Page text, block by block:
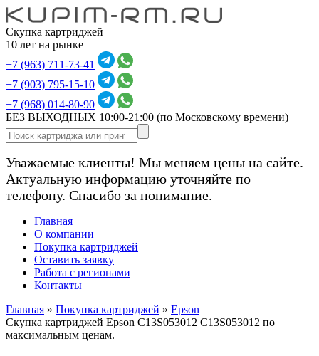
Скупка картриджей
10 лет на рынке
+7 (963) 711-73-41
+7 (903) 795-15-10
+7 (968) 014-80-90
БЕЗ ВЫХОДНЫХ 10:00-21:00 (по Московскому времени)
Уважаемые клиенты! Мы меняем цены на сайте.
Актуальную информацию уточняйте по
телефону. Спасибо за понимание.
Главная
О компании
Покупка картриджей
Оставить заявку
Работа с регионами
Контакты
Главная » Покупка картриджей » Epson
Скупка картриджей Epson C13S053012 C13S053012 по
максимальным ценам.